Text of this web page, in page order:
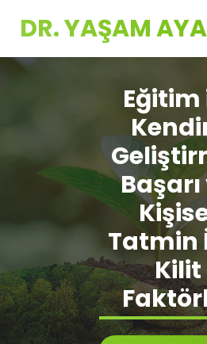
DR. YAŞAM
Eğitim
Tatmin
Kilit